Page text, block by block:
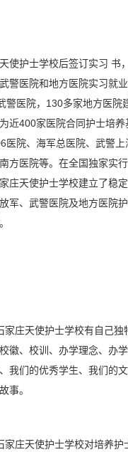
使护士学校后签订实习 书
警医院和地方医院实习就
警医院，130多家地方医院
近400家医院合同护士培
医院、海军总医院、武警
方医院等。在全国独家实
庄天使护士学校建立了稳定
军、武警医院及地方医院
家庄天使护士学校有自己独
徽、校训、办学理念、办学
我们的优秀学生、我们的
事。
家庄天使护士学校对培养护